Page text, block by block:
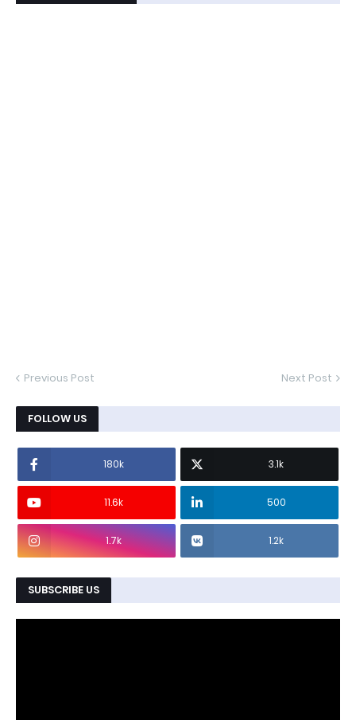
Previous Post Next Post
FOLLOW US
180k 3.1k
11.6k 500
1.7k 1.2k
SUBSCRIBE US